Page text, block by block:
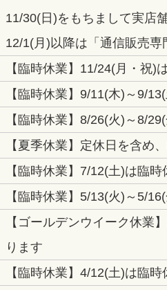
11/30(日)をもちまして実店
12/1(月)以降は「通信販売専
【臨時休業】11/24(月・祝)
【臨時休業】9/11(木)～9/
【臨時休業】8/26(火)～8/
【夏季休業】定休日を含め
【臨時休業】7/12(土)は臨
【臨時休業】5/13(火)～5/
【ゴールデンウイーク休業
ります
【臨時休業】4/12(土)は臨